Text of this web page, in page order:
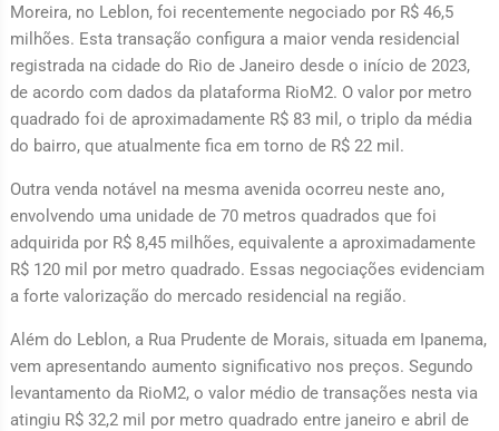
Moreira, no Leblon, foi recentemente negociado por R$ 46,5
milhões. Esta transação configura a maior venda residencial
registrada na cidade do Rio de Janeiro desde o início de 2023,
de acordo com dados da plataforma RioM2. O valor por metro
quadrado foi de aproximadamente R$ 83 mil, o triplo da média
do bairro, que atualmente fica em torno de R$ 22 mil.
Outra venda notável na mesma avenida ocorreu neste ano,
envolvendo uma unidade de 70 metros quadrados que foi
adquirida por R$ 8,45 milhões, equivalente a aproximadamente
R$ 120 mil por metro quadrado. Essas negociações evidenciam
a forte valorização do mercado residencial na região.
Além do Leblon, a Rua Prudente de Morais, situada em Ipanema,
vem apresentando aumento significativo nos preços. Segundo
levantamento da RioM2, o valor médio de transações nesta via
atingiu R$ 32,2 mil por metro quadrado entre janeiro e abril de